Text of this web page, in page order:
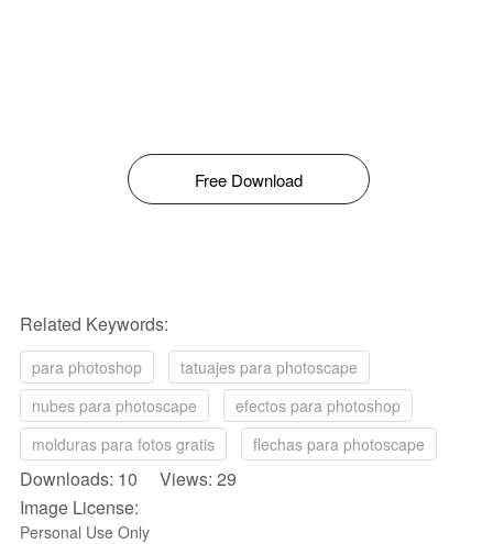
Free Download
Related Keywords:
para photoshop
tatuajes para photoscape
nubes para photoscape
efectos para photoshop
molduras para fotos gratis
flechas para photoscape
Downloads: 10 Views: 29
Image License:
Personal Use Only